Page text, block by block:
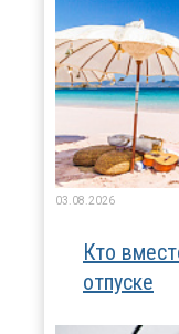
03.08.2026
Кто
отпуске